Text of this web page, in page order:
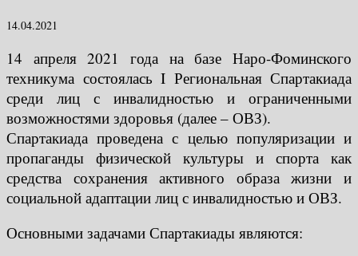
14.04.2021
14 апреля 2021 года на базе Наро-Фоминского
техникума состоялась I Региональная Спартакиада
среди лиц с инвалидностью и ограниченными
возможностями здоровья (далее – ОВЗ).
Спартакиада проведена с целью популяризации и
пропаганды физической культуры и спорта как
средства сохранения активного образа жизни и
социальной адаптации лиц с инвалидностью и ОВЗ.
Основными задачами Спартакиады являются: